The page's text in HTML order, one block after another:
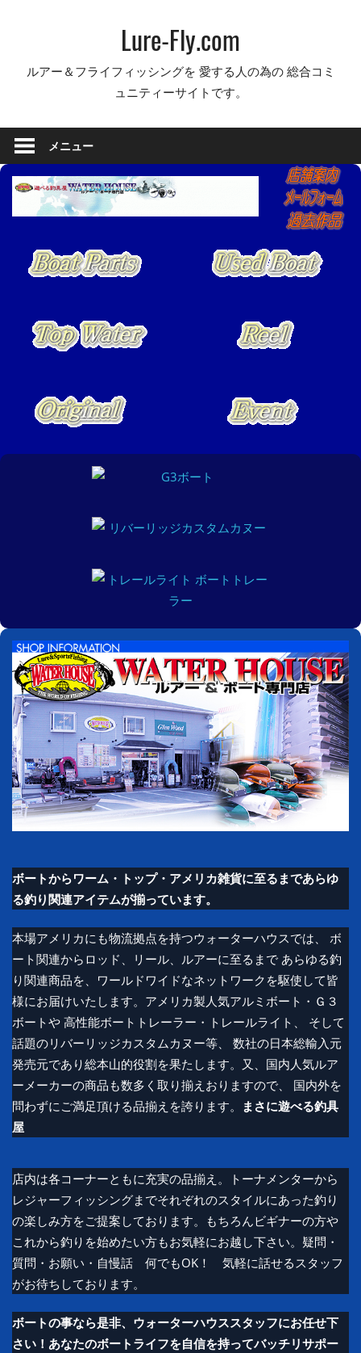
Lure-Fly.com
ルアー＆フライフィッシングを 愛する人の為の 総合コミ
ュニティーサイトです。
メニュー
ボートからワーム・トップ・アメリカ雑貨に至るまであらゆ
る釣り関連アイテムが揃っています。
本場アメリカにも物流拠点を持つウォーターハウスでは、 ボ
ート関連からロッド、リール、ルアーに至るまで あらゆる釣
り関連商品を、ワールドワイドなネットワークを駆使して皆
様にお届けいたします。アメリカ製人気アルミボート・Ｇ３
ボートや 高性能ボートトレーラー・トレールライト、 そして
話題のリバーリッジカスタムカヌー等、 数社の日本総輸入元
発売元であり総本山的役割を果たします。又、国内人気ルア
ーメーカーの商品も数多く取り揃えおりますので、 国内外を
問わずにご満足頂ける品揃えを誇ります。
まさに遊べる釣具
屋
店内は各コーナーともに充実の品揃え。トーナメンターから
レジャーフィッシングまでそれぞれのスタイルにあった釣り
の楽しみ方をご提案しております。もちろんビギナーの方や
これから釣りを始めたい方もお気軽にお越し下さい。疑問・
質問・お願い・自慢話 何でもOK！ 気軽に話せるスタッフ
がお待ちしております。
ボートの事なら是非、ウォーターハウススタッフにお任せ下
さい！あなたのボートライフを自信を持ってバッチリサポー